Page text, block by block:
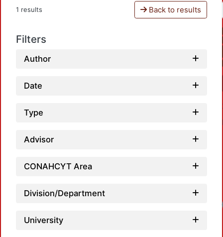
1 results Back to results
Filters
Author
Date
Type
Advisor
CONAHCYT Area
Division/Department
University